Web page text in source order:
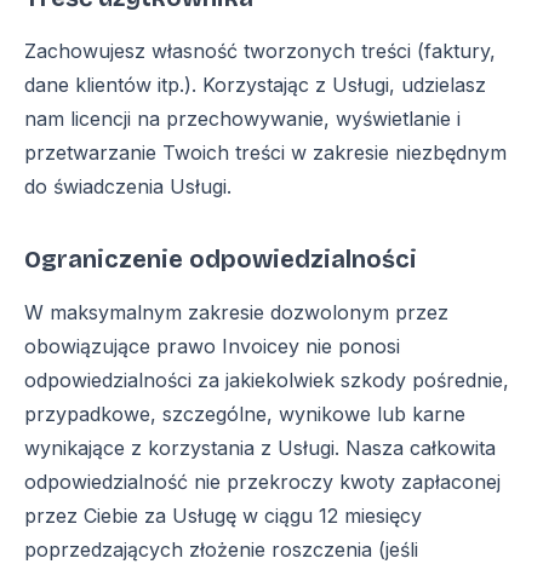
Zachowujesz własność tworzonych treści (faktury,
dane klientów itp.). Korzystając z Usługi, udzielasz
nam licencji na przechowywanie, wyświetlanie i
przetwarzanie Twoich treści w zakresie niezbędnym
do świadczenia Usługi.
Ograniczenie odpowiedzialności
W maksymalnym zakresie dozwolonym przez
obowiązujące prawo Invoicey nie ponosi
odpowiedzialności za jakiekolwiek szkody pośrednie,
przypadkowe, szczególne, wynikowe lub karne
wynikające z korzystania z Usługi. Nasza całkowita
odpowiedzialność nie przekroczy kwoty zapłaconej
przez Ciebie za Usługę w ciągu 12 miesięcy
poprzedzających złożenie roszczenia (jeśli